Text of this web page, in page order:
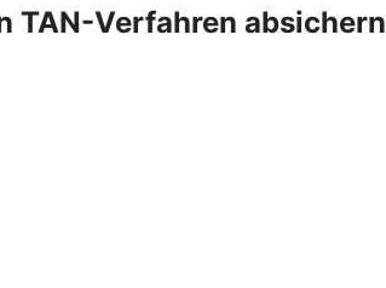
TAN-Verfahren absichern